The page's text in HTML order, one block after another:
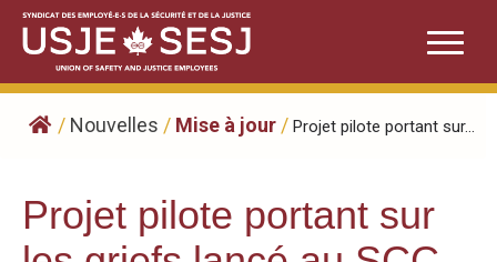
Skip
content
/ Nouvelles / Mise à jour / Projet pilote portant sur...
Projet pilote portant sur